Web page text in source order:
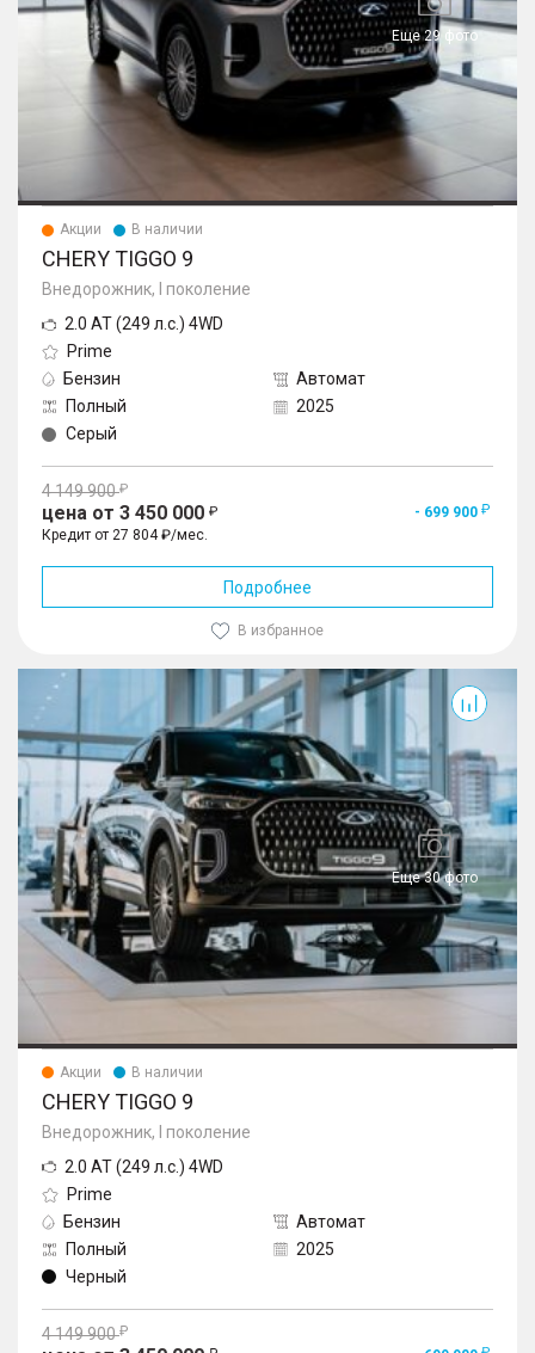
Еще 29 фото
Акции В наличии
CHERY TIGGO 9
Внедорожник, I поколение
2.0 AT (249 л.с.) 4WD
Prime
Бензин
Автомат
Полный
2025
Серый
4 149 900
цена от 3 450 000
- 699 900
Кредит от 27 804 ₽/мес.
Подробнее
В избранное
Еще 30 фото
Tiggo 9
Акции В наличии
CHERY TIGGO 9
Внедорожник, I поколение
2.0 AT (249 л.с.) 4WD
Prime
Бензин
Автомат
Полный
2025
Черный
4 149 900